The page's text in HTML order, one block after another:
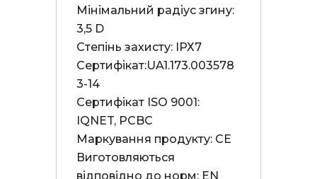
Мінімальний радіус згину:
3,5 D
Степінь захисту: ІРХ7
Сертифікат:UA1.173.003578
3-14
Сертифікат ISO 9001:
IQNET, PCBC
Маркування продукту: СЕ
Виготовляються
відповідно до норм: EN